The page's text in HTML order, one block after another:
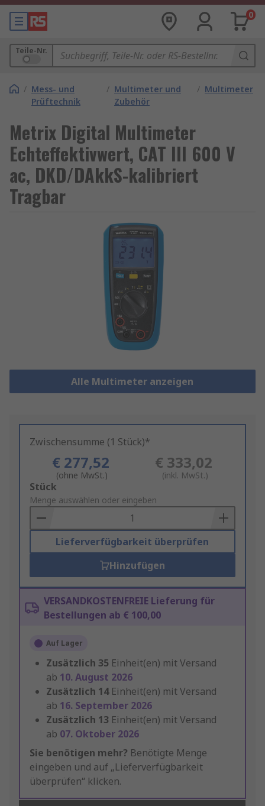
0
Teile-Nr.
/ Mess- und
Prüftechnik
/ Multimeter und
Zubehör
/ Multimeter
Metrix Digital Multimeter
Echteffektivwert, CAT III 600 V
ac, DKD/DAkkS-kalibriert
Tragbar
Alle Multimeter anzeigen
Zwischensumme (1 Stück)*
€ 277,52
(ohne MwSt.)
€ 333,02
(inkl. MwSt.)
Add
to
Basket
Stück
Menge auswählen oder eingeben
Lieferverfügbarkeit überprüfen
Hinzufügen
VERSANDKOSTENFREIE Lieferung für
Bestellungen ab € 100,00
Auf Lager
Zusätzlich 35 Einheit(en) mit Versand
ab 10. August 2026
Zusätzlich 14 Einheit(en) mit Versand
ab 16. September 2026
Zusätzlich 13 Einheit(en) mit Versand
ab 07. Oktober 2026
Sie benötigen mehr? Benötigte Menge
eingeben und auf „Lieferverfügbarkeit
überprüfen“ klicken.